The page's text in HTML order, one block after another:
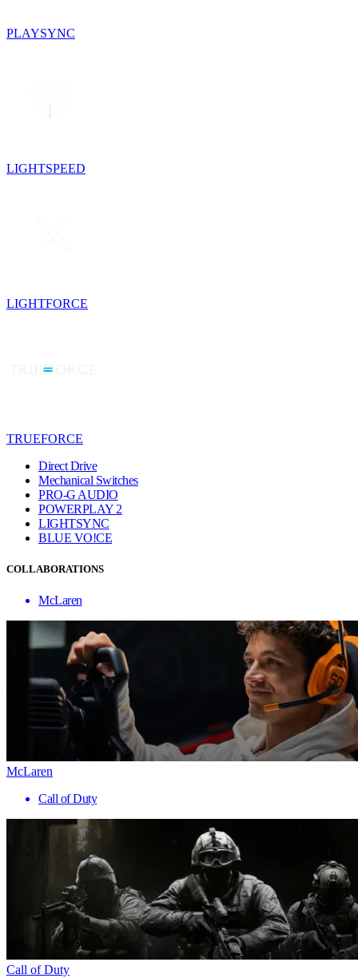
PLAYSYNC
LIGHTSPEED
LIGHTFORCE
TRUEFORCE
Direct Drive
Mechanical Switches
PRO-G AUDIO
POWERPLAY 2
LIGHTSYNC
BLUE VO!CE
COLLABORATIONS
McLaren
McLaren
Call of Duty
Call of Duty